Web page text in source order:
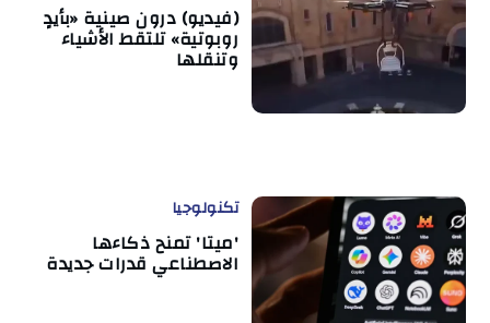
(فيديو) درون صينية «بأيدٍ
روبوتية» تلتقط الأشياء
وتنقلها
تكنولوجيا
'ميتا' تمنح ذكاءها
الاصطناعي قدرات جديدة